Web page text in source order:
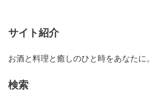
サイト紹介
お酒と料理と癒しのひと時をあなたに。
検索